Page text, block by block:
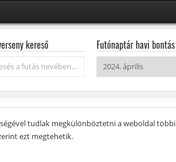
kereső Futónaptár havi bontás
tudlak megkülönböztetni a weboldal többi
ezt megtehetik.